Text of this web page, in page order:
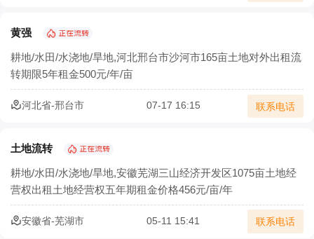
黄强
耕地/水田/水浇地/旱地,河北邢台市沙河市165亩土地对外出租流
转期限5年租金500元/年/亩
河北省-邢台市 07-17 16:15 联系电话
土地流转
耕地/水田/水浇地/旱地,安徽芜湖三山经济开发区1075亩土地经
营权出租土地经营权五年期租金价格456元/亩/年
安徽省-芜湖市 05-11 15:41 联系电话